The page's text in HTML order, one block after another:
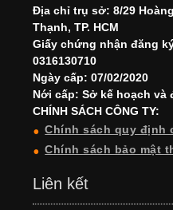
Địa chỉ trụ sở: 8/29
Thạnh, TP. HCM
Giấy chứng nhận đăng
0316130710
Ngày cấp: 07/02/2020
Nới cấp: Sở kế hoạch và
CHÍNH SÁCH CÔNG TY:
Chính sách quy định
Chính sách bảo mật
Liên kết